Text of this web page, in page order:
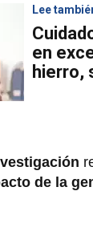
Lee
en
hierro,
de la